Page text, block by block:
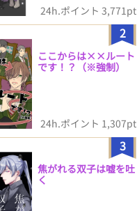
24h.ポイント 3,771pt
2
ここからは××ルート
です！？（※強制）
24h.ポイント 1,307pt
3
焦がれる双子は嘘を吐
く